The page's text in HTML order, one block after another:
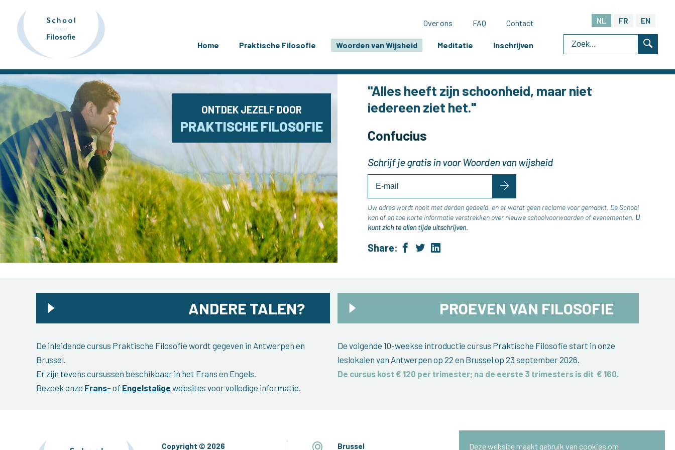
Home Praktische Filosofie Woorden van Wijsheid Meditatie Inschrijven
Over ons FAQ Contact EN
FR
NL
ONTDEK JEZELF DOOR
PRAKTISCHE FILOSOFIE
"Alles heeft zijn schoonheid, maar niet
iedereen ziet het."
Confucius
Schrijf je gratis in voor Woorden van wijsheid
Uw adres wordt nooit met derden gedeeld, en er wordt geen reclame voor gemaakt. De School
kan af en toe korte informatie verstrekken over nieuwe schoolvoorwaarden of evenementen. U
kunt zich te allen tijde uitschrijven.
Share:
ANDERE TALEN?
De inleidende cursus Praktische Filosofie wordt gegeven in Antwerpen en
Brussel.
Er zijn tevens cursussen beschikbaar in het Frans en Engels.
Bezoek onze Frans- of Engelstalige websites voor volledige informatie.
PROEVEN VAN FILOSOFIE
De volgende 10-weekse introductie cursus Praktische Filosofie start in onze
leslokalen van Antwerpen op 22 en Brussel op 23 september 2026.
De cursus kost € 120 per trimester; na de eerste 3 trimesters is dit € 160.
Copyright © 2026 Brussel Antwerpen
Deze website maakt gebruik van cookies om